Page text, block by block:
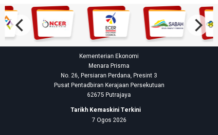
Kementerian Ekonomi
Menara Prisma
No. 26, Persiaran Perdana, Presint 3
Pusat Pentadbiran Kerajaan Persekutuan
62675 Putrajaya
Tarikh Kemaskini Terkini
7 Ogos 2026